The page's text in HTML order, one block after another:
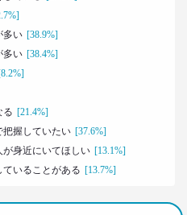
躍進！
、｢新しい大人の関係性消
多い [38.9%]
多い [38.4%]
る [21.4%]
把握していたい [37.6%]
身近にいてほしい [13.1%]
いることがある [13.7%]